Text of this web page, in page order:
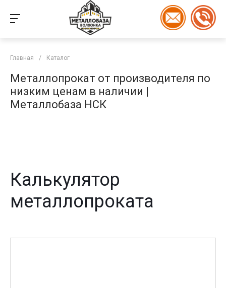
Главная / Каталог
Металлопрокат от производителя по
низким ценам в наличии |
Металлобаза НСК
Калькулятор
металлопроката